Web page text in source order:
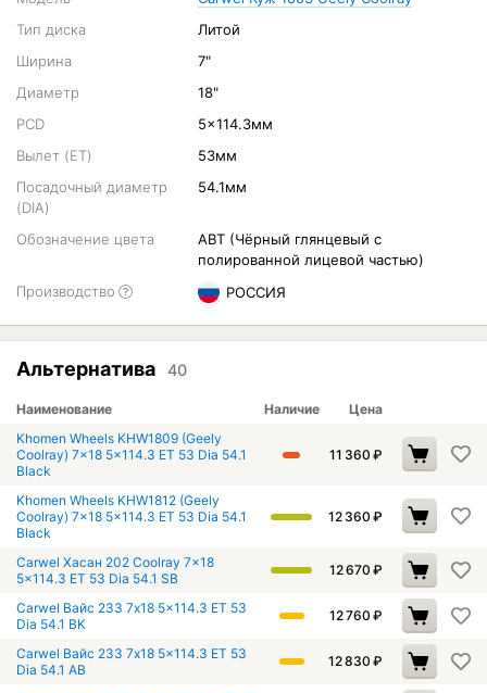
Тип диска
Литой
Ширина
7"
Диаметр
18"
PCD
5x114.3мм
Вылет (ET)
53мм
Посадочный диаметр
(DIA)
54.1мм
Обозначение цвета
ABT (Чёрный глянцевый с
полированной лицевой частью)
Производство
РОССИЯ
Альтернатива 40
Наименование Наличие
Цена
Khomen Wheels KHW1809 (Geely
Coolray) 7x18 5x114.3 ET 53 Dia 54.1
Black
11 360 ₽
Khomen Wheels KHW1812 (Geely
Coolray) 7x18 5x114.3 ET 53 Dia 54.1
Black
12 360 ₽
Carwel Хасан 202 Coolray 7x18
5x114.3 ET 53 Dia 54.1 SB
12 670 ₽
Carwel Вайс 233 7x18 5x114.3 ET 53
Dia 54.1 BK
12 760 ₽
Carwel Вайс 233 7x18 5x114.3 ET 53
Dia 54.1 AB
12 830 ₽